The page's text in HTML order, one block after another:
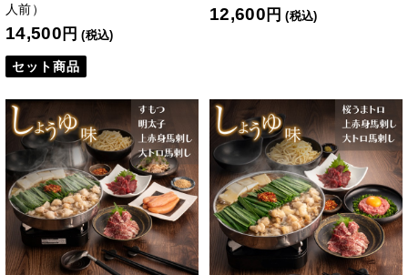
人前）
14,500 円 (税込)
セット商品
12,600 円 (税込)